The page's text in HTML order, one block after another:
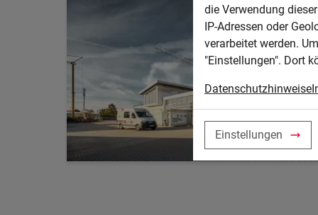
die Verwendung
IP-Adressen oder
verarbeitet werden.
"Einstellungen". Dort
Datenschutzhinweise
Einstellungen